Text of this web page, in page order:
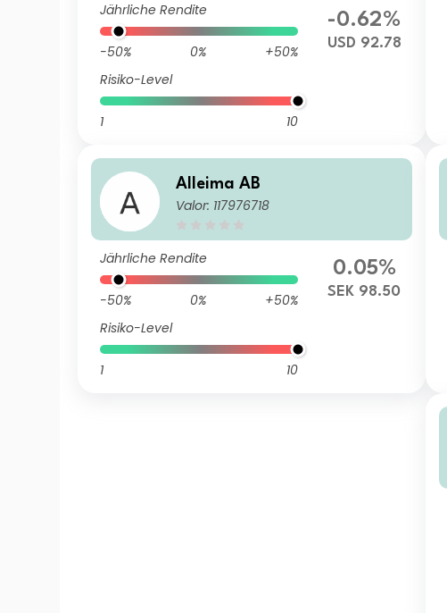
Jährliche Rendite
-50% 0%
+50%
Risiko-Level
1 10
-0.62%
USD 92.78
Alleima AB
Valor: 117976718
Jährliche Rendite
-50% 0%
+50%
Risiko-Level
1 10
0.05%
SEK 98.50